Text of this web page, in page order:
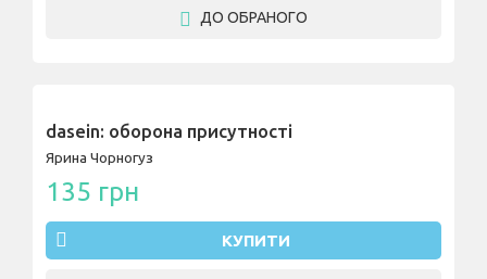
ДО ОБРАНОГО
dasein: оборона присутності
Ярина Чорногуз
135 грн
КУПИТИ